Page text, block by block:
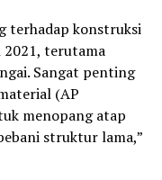
terhadap konstruksi
2021, terutama
Sangat penting
(AP
menopang atap
struktur lama,”